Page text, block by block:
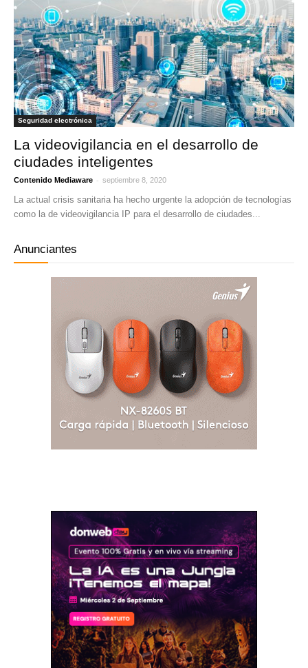
Seguridad electrónica
La videovigilancia en el desarrollo de
ciudades inteligentes
Contenido Mediaware - septiembre 8, 2020
La actual crisis sanitaria ha hecho urgente la adopción de tecnologías
como la de videovigilancia IP para el desarrollo de ciudades...
Anunciantes